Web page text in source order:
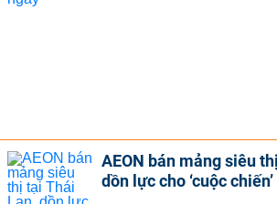
AEON bán mảng siêu
dồn lực cho ‘cuộc